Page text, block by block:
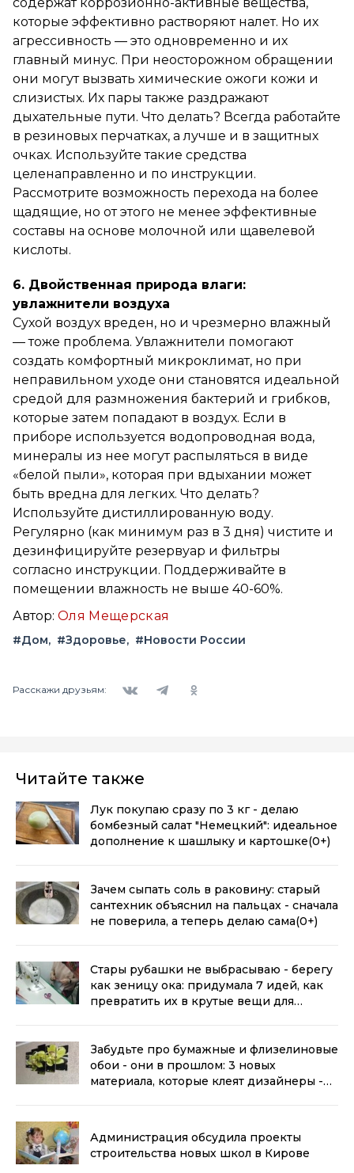
которые эффективно растворяют налет. Но их
агрессивность — это одновременно и их
главный минус. При неосторожном обращении
они могут вызвать химические ожоги кожи и
слизистых. Их пары также раздражают
дыхательные пути. Что делать? Всегда работайте
в резиновых перчатках, а лучше и в защитных
очках. Используйте такие средства
целенаправленно и по инструкции.
Рассмотрите возможность перехода на более
щадящие, но от этого не менее эффективные
составы на основе молочной или щавелевой
кислоты.
6. Двойственная природа влаги:
увлажнители воздуха
Сухой воздух вреден, но и чрезмерно влажный
— тоже проблема. Увлажнители помогают
создать комфортный микроклимат, но при
неправильном уходе они становятся идеальной
средой для размножения бактерий и грибков,
которые затем попадают в воздух. Если в
приборе используется водопроводная вода,
минералы из нее могут распыляться в виде
«белой пыли», которая при вдыхании может
быть вредна для легких. Что делать?
Используйте дистиллированную воду.
Регулярно (как минимум раз в 3 дня) чистите и
дезинфицируйте резервуар и фильтры
согласно инструкции. Поддерживайте в
помещении влажность не выше 40-60%.
Автор: Оля Мещерская
#Дом #Здоровье #Новости России
Расскажи друзьям:
Читайте также
Лук покупаю сразу по 3 кг - делаю
бомбезный салат "Немецкий": идеальное
дополнение к шашлыку и картошке(0+)
Зачем сыпать соль в раковину: старый
сантехник объяснил на пальцах - сначала
не поверила, а теперь делаю сама(0+)
Стары рубашки не выбрасываю - берегу
как зеницу ока: придумала 7 идей, как
превратить их в крутые вещи для
Забудьте про бумажные и флизелиновые
обои - они в прошлом: 3 новых
материала, которые клеят дизайнеры -
Администрация обсудила проекты
строительства новых школ в Кирове